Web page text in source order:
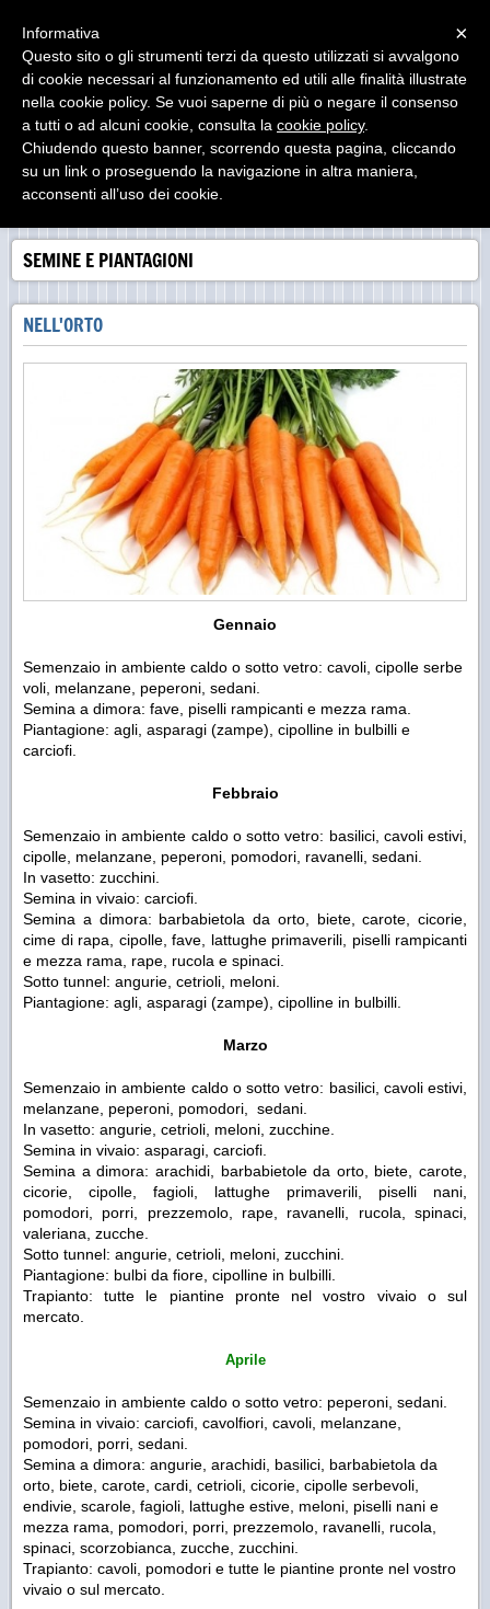
Agrimarket srl - Teramo
SEMINE E PIANTAGIONI
NELL'ORTO
Gennaio
Semenzaio in ambiente caldo o sotto vetro: cavoli, cipolle serbe
voli, melanzane, peperoni, sedani.
Semina a dimora: fave, piselli rampicanti e mezza rama.
Piantagione: agli, asparagi (zampe), cipolline in bulbilli e
carciofi.
Febbraio
Semenzaio in ambiente caldo o sotto vetro: basilici, cavoli estivi,
cipolle, melanzane, peperoni, pomodori, ravanelli, sedani.
In vasetto: zucchini.
Semina in vivaio: carciofi.
Semina a dimora: barbabietola da orto, biete, carote, cicorie,
cime di rapa, cipolle, fave, lattughe primaverili, piselli rampicanti
e mezza rama, rape, rucola e spinaci.
Sotto tunnel: angurie, cetrioli, meloni.
Piantagione: agli, asparagi (zampe), cipolline in bulbilli.
Marzo
Semenzaio in ambiente caldo o sotto vetro: basilici, cavoli estivi,
melanzane, peperoni, pomodori, sedani.
In vasetto: angurie, cetrioli, meloni, zucchine.
Semina in vivaio: asparagi, carciofi.
Semina a dimora: arachidi, barbabietole da orto, biete, carote,
cicorie, cipolle, fagioli, lattughe primaverili, piselli nani,
pomodori, porri, prezzemolo, rape, ravanelli, rucola, spinaci,
valeriana, zucche.
Sotto tunnel: angurie, cetrioli, meloni, zucchini.
Piantagione: bulbi da fiore, cipolline in bulbilli.
Trapianto: tutte le piantine pronte nel vostro vivaio o sul
mercato.
Aprile
Semenzaio in ambiente caldo o sotto vetro: peperoni, sedani.
Semina in vivaio: carciofi, cavolfiori, cavoli, melanzane,
pomodori, porri, sedani.
Semina a dimora: angurie, arachidi, basilici, barbabietola da
orto, biete, carote, cardi, cetrioli, cicorie, cipolle serbevoli,
endivie, scarole, fagioli, lattughe estive, meloni, piselli nani e
mezza rama, pomodori, porri, prezzemolo, ravanelli, rucola,
spinaci, scorzobianca, zucche, zucchini.
Trapianto: cavoli, pomodori e tutte le piantine pronte nel vostro
vivaio o sul mercato.
×
Informativa
Questo sito o gli strumenti terzi da questo utilizzati si avvalgono
di cookie necessari al funzionamento ed utili alle finalità illustrate
nella cookie policy. Se vuoi saperne di più o negare il consenso
a tutti o ad alcuni cookie, consulta la cookie policy.
Chiudendo questo banner, scorrendo questa pagina, cliccando
su un link o proseguendo la navigazione in altra maniera,
acconsenti all’uso dei cookie.